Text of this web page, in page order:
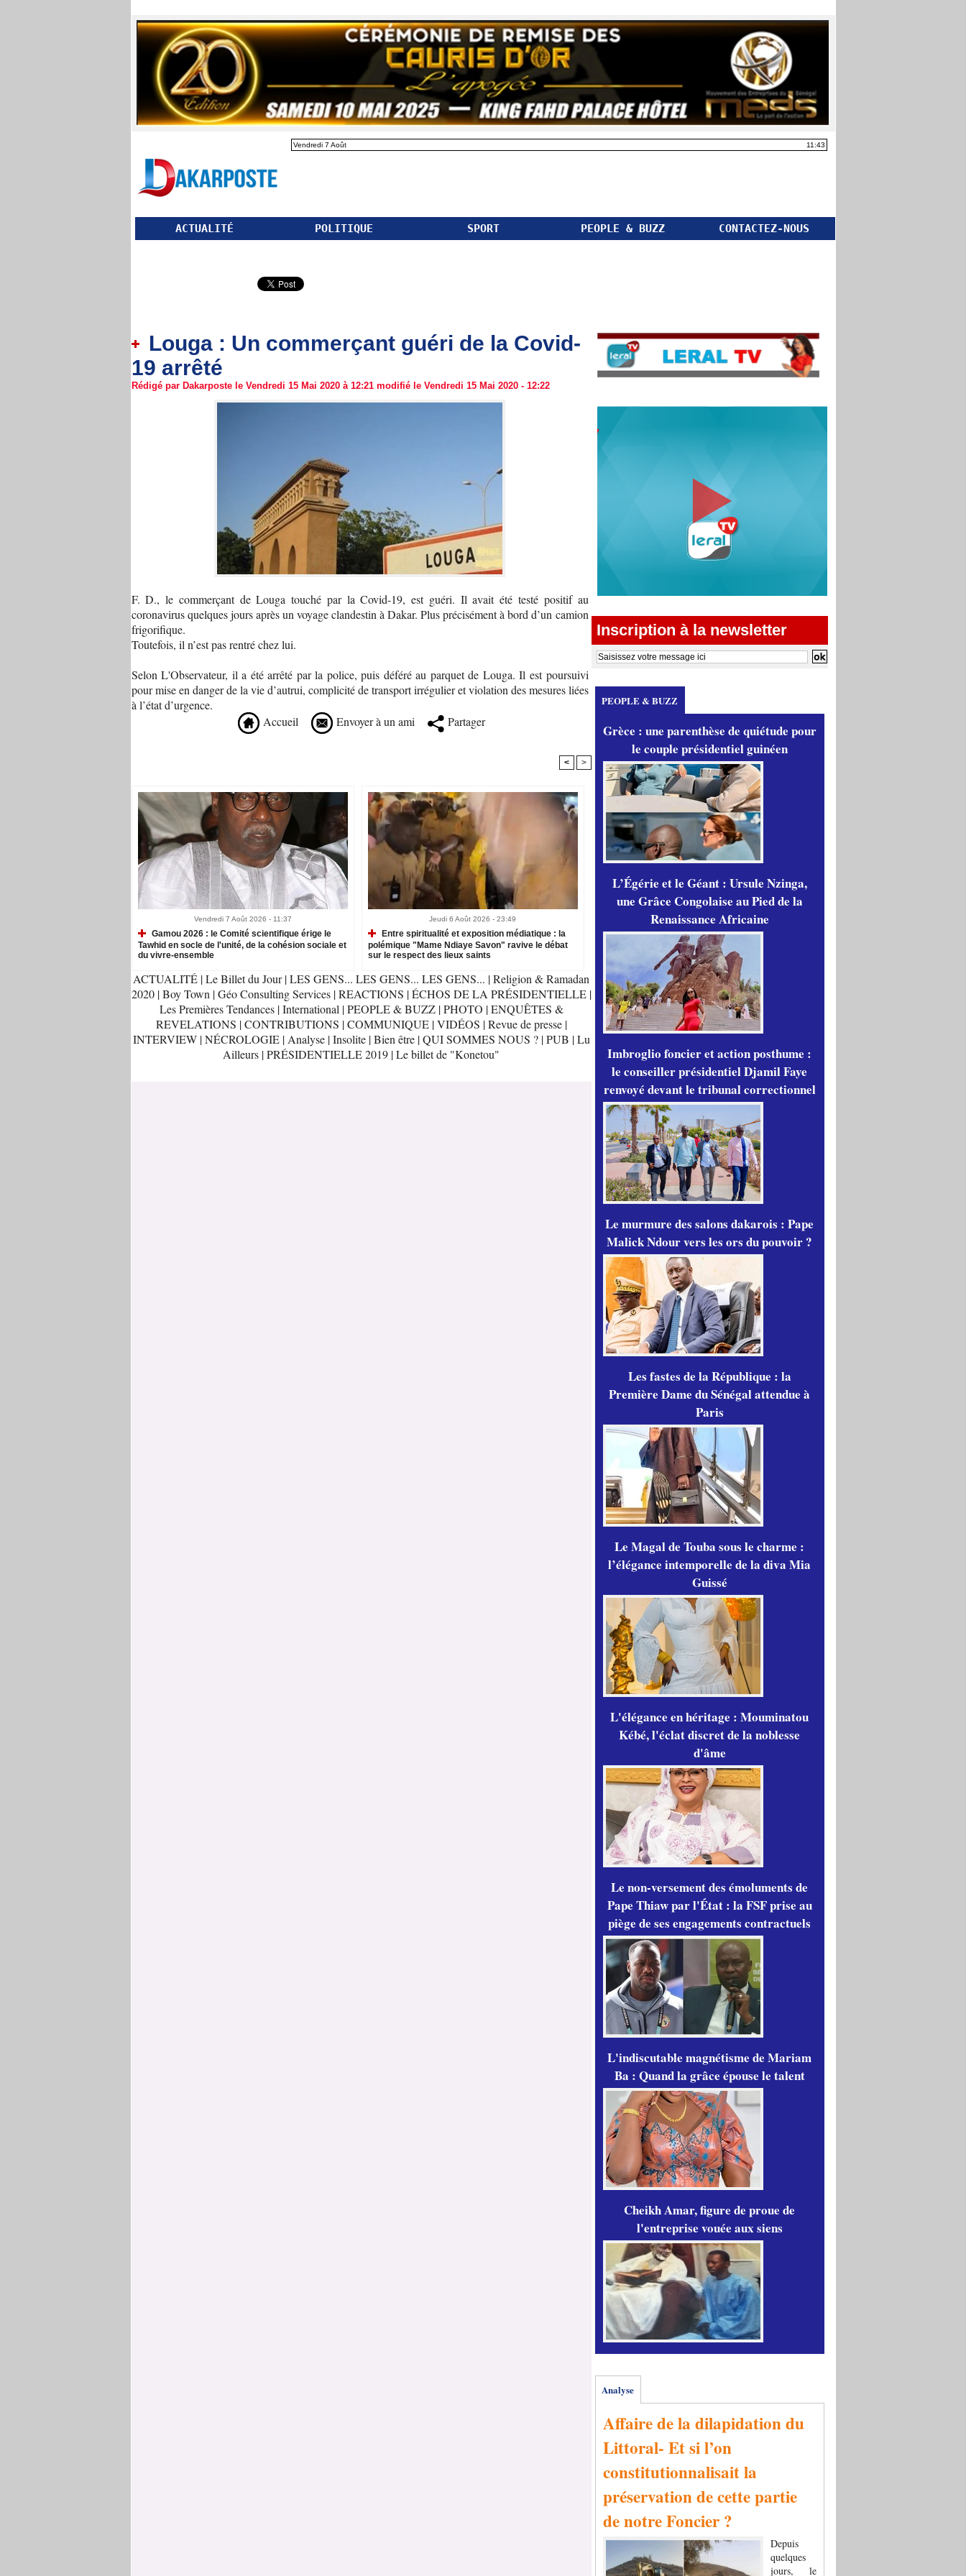
Vendredi 7 Août 11:43
ACTUALITÉ POLITIQUE SPORT PEOPLE & BUZZ CONTACTEZ-NOUS
Louga : Un commerçant guéri de la Covid-
19 arrêté
Rédigé par Dakarposte le Vendredi 15 Mai 2020 à 12:21 modifié le Vendredi 15 Mai 2020 - 12:22
F. D., le commerçant de Louga touché par la Covid-19, est guéri. Il avait été testé positif au
coronavirus quelques jours après un voyage clandestin à Dakar. Plus précisément à bord d’un camion
frigorifique.
Toutefois, il n’est pas rentré chez lui.
Selon L'Observateur, il a été arrêté par la police, puis déféré au parquet de Louga. Il est poursuivi
pour mise en danger de la vie d’autrui, complicité de transport irrégulier et violation des mesures liées
à l’état d’urgence.
Accueil
Envoyer à un ami Partager
< >
Vendredi 7 Août 2026 - 11:37
Gamou 2026 : le Comité scientifique érige le
Tawhid en socle de l'unité, de la cohésion sociale et
du vivre-ensemble
Jeudi 6 Août 2026 - 23:49
Entre spiritualité et exposition médiatique : la
polémique "Mame Ndiaye Savon" ravive le débat
sur le respect des lieux saints
ACTUALITÉ |Le Billet du Jour |LES GENS... LES GENS... LES GENS... |Religion & Ramadan
2020 |Boy Town |Géo Consulting Services |REACTIONS |ÉCHOS DE LA PRÉSIDENTIELLE |
Les Premières Tendances |International |PEOPLE & BUZZ |PHOTO |ENQUÊTES &
REVELATIONS |CONTRIBUTIONS |COMMUNIQUE |VIDÉOS |Revue de presse |
INTERVIEW |NÉCROLOGIE |Analyse |Insolite |Bien être |QUI SOMMES NOUS ? |PUB |Lu
Ailleurs |PRÉSIDENTIELLE 2019 |Le billet de "Konetou"
Inscription à la newsletter
PEOPLE & BUZZ
Grèce : une parenthèse de quiétude pour
le couple présidentiel guinéen
L’Égérie et le Géant : Ursule Nzinga,
une Grâce Congolaise au Pied de la
Renaissance Africaine
Imbroglio foncier et action posthume :
le conseiller présidentiel Djamil Faye
renvoyé devant le tribunal correctionnel
Le murmure des salons dakarois : Pape
Malick Ndour vers les ors du pouvoir ?
Les fastes de la République : la
Première Dame du Sénégal attendue à
Paris
Le Magal de Touba sous le charme :
l’élégance intemporelle de la diva Mia
Guissé
L'élégance en héritage : Mouminatou
Kébé, l'éclat discret de la noblesse
d'âme
Le non-versement des émoluments de
Pape Thiaw par l'État : la FSF prise au
piège de ses engagements contractuels
L'indiscutable magnétisme de Mariam
Ba : Quand la grâce épouse le talent
Cheikh Amar, figure de proue de
l'entreprise vouée aux siens
Analyse
Affaire de la dilapidation du
Littoral- Et si l’on
constitutionnalisait la
préservation de cette partie
de notre Foncier ?
Depuis
quelques
jours, le